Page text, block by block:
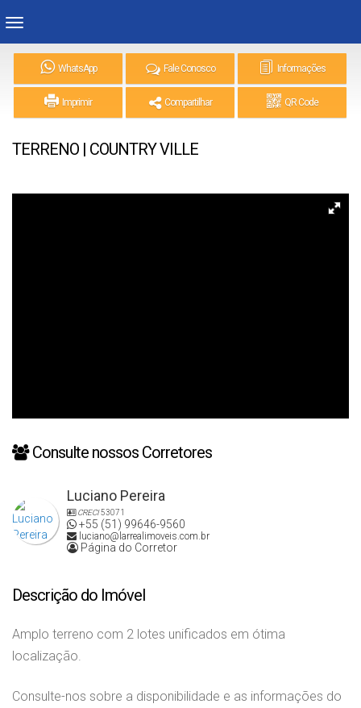
WhatsApp Fale Conosco Informações
Imprimir Compartilhar QR Code
TERRENO | COUNTRY VILLE
Consulte nossos Corretores
Luciano Pereira
CRECI53071
+55 (51) 99646-9560
luciano@larrealimoveis.com.br
Página do Corretor
Descrição do Imóvel
Amplo terreno com 2 lotes unificados em ótima
localização.
Consulte-nos sobre a disponibilidade e as informações do